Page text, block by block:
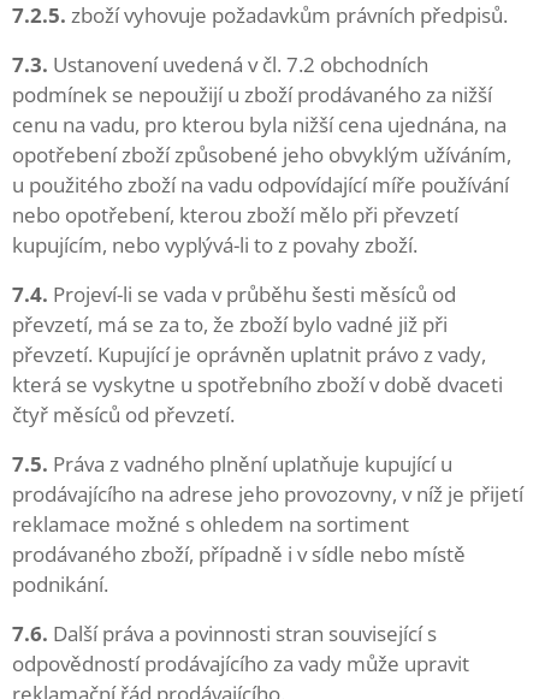
7.2.5. zboží vyhovuje požadavkům právních předpisů.
7.3. Ustanovení uvedená v čl. 7.2 obchodních
podmínek se nepoužijí u zboží prodávaného za nižší
cenu na vadu, pro kterou byla nižší cena ujednána, na
opotřebení zboží způsobené jeho obvyklým užíváním,
u použitého zboží na vadu odpovídající míře používání
nebo opotřebení, kterou zboží mělo při převzetí
kupujícím, nebo vyplývá-li to z povahy zboží.
7.4. Projeví-li se vada v průběhu šesti měsíců od
převzetí, má se za to, že zboží bylo vadné již při
převzetí. Kupující je oprávněn uplatnit právo z vady,
která se vyskytne u spotřebního zboží v době dvaceti
čtyř měsíců od převzetí.
7.5. Práva z vadného plnění uplatňuje kupující u
prodávajícího na adrese jeho provozovny, v níž je přijetí
reklamace možné s ohledem na sortiment
prodávaného zboží, případně i v sídle nebo místě
podnikání.
7.6. Další práva a povinnosti stran související s
odpovědností prodávajícího za vady může upravit